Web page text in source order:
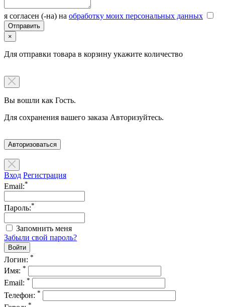
я согласен (-на) на обработку моих персональных данных
×
Для отправки товара в корзину укажите количество
Вы вошли как Гость.
Для сохранения вашего заказа Авторизуйтесь.
Авторизоваться
Вход Регистрация
Email:*
Пароль:*
Запомнить меня
Забыли свой пароль?
Логин: *
Имя: *
Email: *
Телефон: *
*